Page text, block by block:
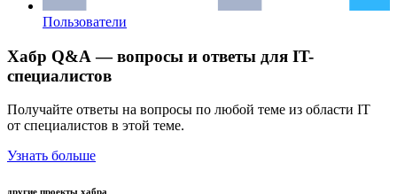
Пользователи
Хабр Q&A — вопросы и ответы для IT-
специалистов
Получайте ответы на вопросы по любой теме из области IT
от специалистов в этой теме.
Узнать больше
другие проекты хабра